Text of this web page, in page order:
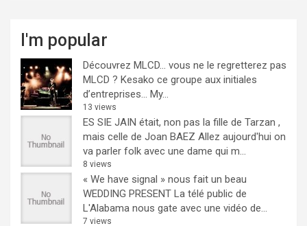
I'm popular
Découvrez MLCD… vous ne le regretterez pas
MLCD ? Kesako ce groupe aux initiales
d’entreprises… My...
13 views
ES SIE JAIN était, non pas la fille de Tarzan ,
mais celle de Joan BAEZ Allez aujourd'hui on
va parler folk avec une dame qui m...
8 views
« We have signal » nous fait un beau
WEDDING PRESENT La télé public de
L'Alabama nous gate avec une vidéo de...
7 views